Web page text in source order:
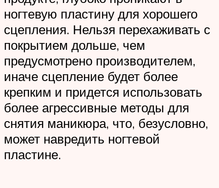
ногтевую пластину для хорошего
сцепления. Нельзя перехаживать с
покрытием дольше, чем
предусмотрено производителем,
иначе сцепление будет более
крепким и придется использовать
более агрессивные методы для
снятия маникюра, что, безусловно,
может навредить ногтевой
пластине.